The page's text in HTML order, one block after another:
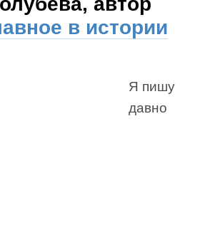
в истории
Я пишу
давно